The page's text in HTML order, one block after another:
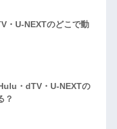
・U-NEXTのどこで動
・dTV・U-NEXTの
？